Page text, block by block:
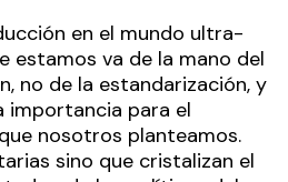
en el mundo ultra-
estamos va de la mano del
no de la estandarización, y
importancia para el
nosotros planteamos.
sino que cristalizan el